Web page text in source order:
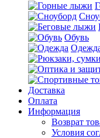
Обувь
Доставка
Оплата
Информация
Возврат
Условия